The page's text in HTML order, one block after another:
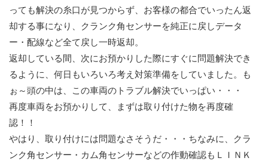
っても解決の糸口が見つからず、お客様の都合でいったん返
却する事になり、クランク角センサーを純正に戻しデータ
ー・配線など全て戻し一時返却。
返却している間、次にお預かりした際にすぐに問題解決でき
るように、何日もいろいろ考え対策準備をしていました。も
ぉ～頭の中は、この車両のトラブル解決でいっぱい・・・
再度車両をお預かりして、まずは取り付けた物を再度確
認！！
やはり、取り付けには問題なさそうだ・・・ちなみに、クラ
ンク角センサー・カム角センサーなどの作動確認もＬＩＮＫ